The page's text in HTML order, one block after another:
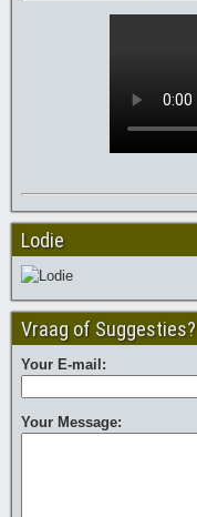
Lodie
Vraag of Suggesties?
Your E-mail:
Your Message: